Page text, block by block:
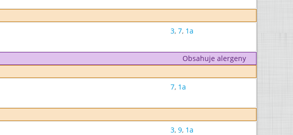
3, 7, 1a
Obsahuje alergeny
7, 1a
3, 9, 1a